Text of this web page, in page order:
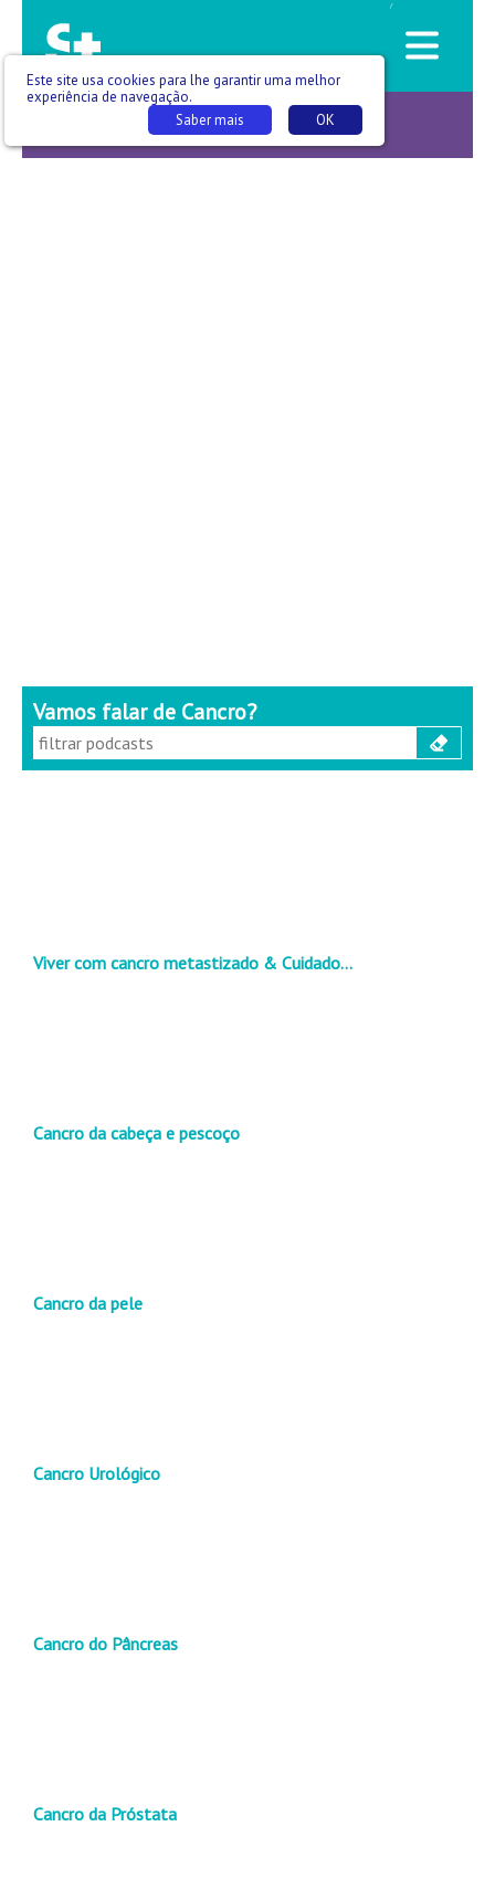
/
Vamos falar de Cancro?
Viver com cancro metastizado & Cuidado…
Cancro da cabeça e pescoço
Cancro da pele
Cancro Urológico
Cancro do Pâncreas
Cancro da Próstata
Este site usa cookies para lhe garantir uma melhor
experiência de navegação.
OK
Saber mais